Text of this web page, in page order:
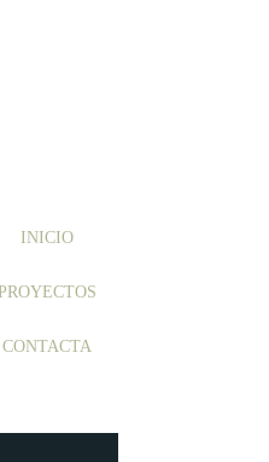
INICIO
CONTACTA